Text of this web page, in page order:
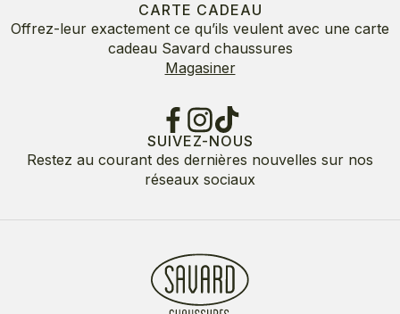
CARTE CADEAU
Offrez-leur exactement ce qu’ils veulent avec une carte
cadeau Savard chaussures
Magasiner
SUIVEZ-NOUS
Restez au courant des dernières nouvelles sur nos
réseaux sociaux